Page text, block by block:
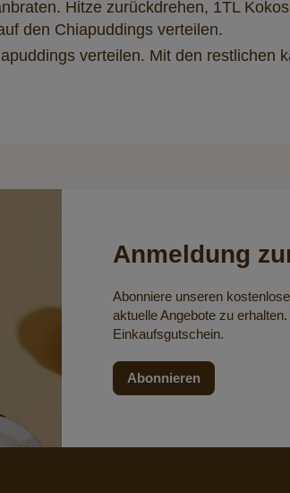
Hitze zurückdrehen, 1TL
den Chiapuddings verteilen.
verteilen. Mit den restlichen
Anmeldung
Abonniere unseren
aktuelle Angebote zu
Einkaufsgutschein.
Abonnieren